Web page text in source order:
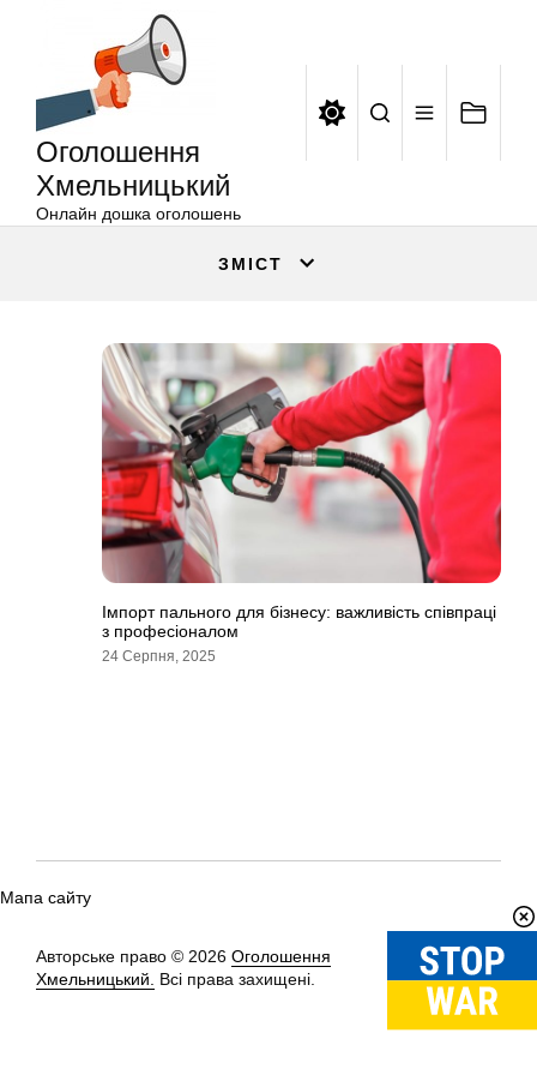
Оголошення
Хмельницький
Онлайн дошка оголошень
ЗМІСТ
Імпорт пального для бізнесу: важливість співпраці
з професіоналом
24 Серпня, 2025
Мапа сайту
Авторське право © 2026 Оголошення
Хмельницький.
Всі права захищені.
Вгору↑